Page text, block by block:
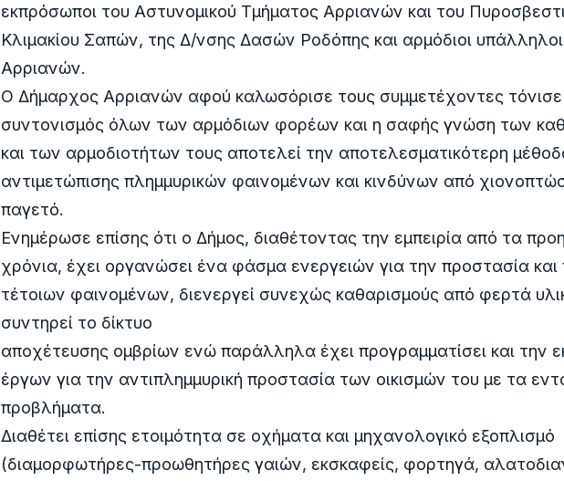
εκπρόσωποι του Αστυνομικού Τμήματος Αρριανών και του
Κλιμακίου Σαπών, της Δ/νσης Δασών Ροδόπης και αρμόδιοι
Αρριανών.
Ο Δήμαρχος Αρριανών αφού καλωσόρισε τους συμμετέχοντες τόνισε
συντονισμός όλων των αρμόδιων φορέων και η σαφής γνώση των
και των αρμοδιοτήτων τους αποτελεί την αποτελεσματικότερη
αντιμετώπισης πλημμυρικών φαινομένων και κινδύνων από
παγετό.
Ενημέρωσε επίσης ότι ο Δήμος, διαθέτοντας την εμπειρία από τα
χρόνια, έχει οργανώσει ένα φάσμα ενεργειών για την προστασία
τέτοιων φαινομένων, διενεργεί συνεχώς καθαρισμούς από φερτά
συντηρεί το δίκτυο
αποχέτευσης ομβρίων ενώ παράλληλα έχει προγραμματίσει και την
έργων για την αντιπλημμυρική προστασία των οικισμών του με τα
προβλήματα.
Διαθέτει επίσης ετοιμότητα σε οχήματα και μηχανολογικό εξοπλισμό
(διαμορφωτήρες-προωθητήρες γαιών, εκσκαφείς, φορτηγά,